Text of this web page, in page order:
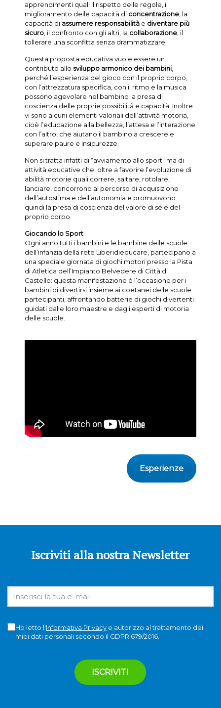
apprendimenti quali il rispetto delle regole, il
miglioramento delle capacità di concentrazione, la
capacità di assumere responsabilitàe diventare più
sicuro, il confronto con gli altri, la collaborazione, il
tollerare una sconfitta senza drammatizzare.
Questa proposta educativa vuole essere un
contributo allo sviluppo armonico dei bambini,
perché l’esperienza del gioco con il proprio corpo,
con l’attrezzatura specifica, con il ritmo e la musica
possono agevolare nel bambino la presa di
coscienza delle proprie possibilità e capacità. Inoltre
vi sono alcuni elementi valoriali dell’attività motoria,
cioè l’educazione alla bellezza, l’attesa e l’interazione
con l’altro, che aiutano il bambino a crescere e
superare paure e insicurezze.
Non si tratta infatti di “avviamento allo sport” ma di
attività educative che, oltre a favorire l’evoluzione di
abilità motorie quali correre, saltare, rotolare,
lanciare, concorrono al percorso di acquisizione
dell’autostima e dell’autonomia e promuovono
quindi la presa di coscienza del valore di sé e del
proprio corpo.
Giocando lo Sport
Ogni anno tutti i bambini e le bambine delle scuole
dell’infanzia della rete Liberidieducare, partecipano a
una speciale giornata di giochi motori presso la Pista
di Atletica dell’Impianto Belvedere di Città di
Castello: questa manifestazione è l’occasione per i
bambini di divertirsi insieme ai coetanei delle scuole
partecipanti, affrontando batterie di giochi divertenti
guidati dalle loro maestre e dagli esperti di motoria
delle scuole.
Esperienze
Iscriviti alla nostra Newsletter
Ho letto l'Informativa Privacye autorizzo al trattamento dei
miei dati personali secondo il GDPR 679/2016.